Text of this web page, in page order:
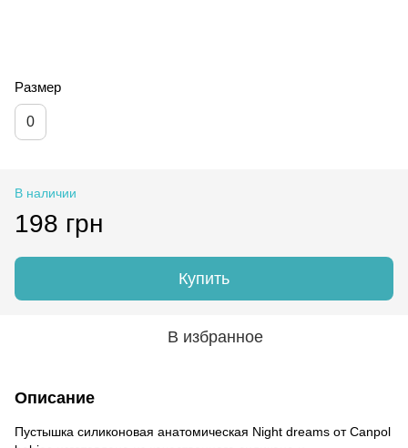
Размер
0
В наличии
198 грн
Купить
В избранное
Описание
Пустышка силиконовая анатомическая Night dreams от Canpol